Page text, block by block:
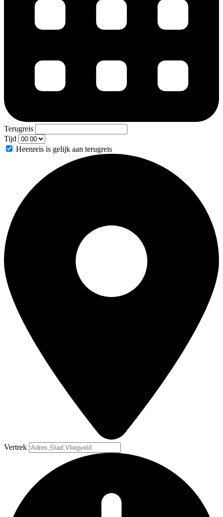
Terugreis
Tijd
Heenreis is gelijk aan terugreis
Vertrek